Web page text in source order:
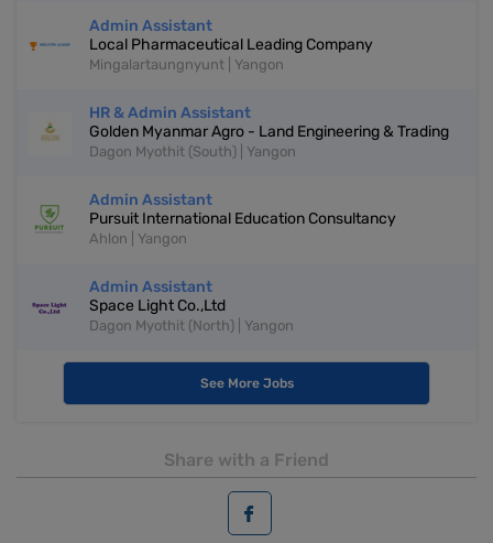
Admin Assistant
Local Pharmaceutical Leading Company
Mingalartaungnyunt | Yangon
HR & Admin Assistant
Golden Myanmar Agro - Land Engineering & Trading
Dagon Myothit (South) | Yangon
Admin Assistant
Pursuit International Education Consultancy
Ahlon | Yangon
Admin Assistant
Space Light Co.,Ltd
Dagon Myothit (North) | Yangon
See More Jobs
Share with a Friend